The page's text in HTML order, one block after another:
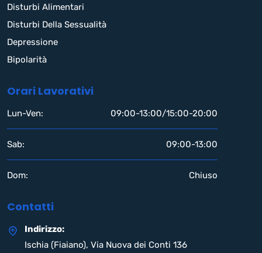
Disturbi Alimentari
Disturbi Della Sessualità
Depressione
Bipolarità
Orari Lavorativi
Lun-Ven: 09:00-13:00/15:00-20:00
Sab: 09:00-13:00
Dom: Chiuso
Contatti
Indirizzo:
Ischia (Fiaiano), Via Nuova dei Conti 136